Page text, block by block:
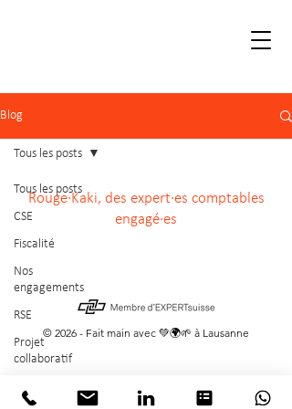
Blog
Tous les posts
CSE
Fiscalité
Nos
engagements
RSE
Projet
collaboratif
Fiduciaire
Tous les posts
Rouge·Kaki, des expert·es comptables
engagé·es
© 2026 - Fait main avec 💚🌍🌱 à Lausanne